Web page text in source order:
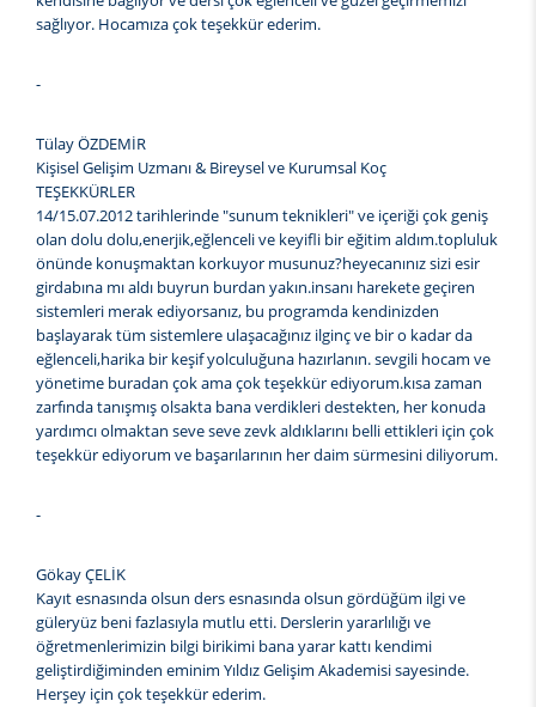
sağlıyor. Hocamıza çok teşekkür ederim.
-
Tülay ÖZDEMİR
Kişisel Gelişim Uzmanı & Bireysel ve Kurumsal Koç
TEŞEKKÜRLER
14/15.07.2012 tarihlerinde "sunum teknikleri" ve içeriği çok geniş
olan dolu dolu,enerjik,eğlenceli ve keyifli bir eğitim aldım.topluluk
önünde konuşmaktan korkuyor musunuz?heyecanınız sizi esir
girdabına mı aldı buyrun burdan yakın.insanı harekete geçiren
sistemleri merak ediyorsanız, bu programda kendinizden
başlayarak tüm sistemlere ulaşacağınız ilginç ve bir o kadar da
eğlenceli,harika bir keşif yolculuğuna hazırlanın. sevgili hocam ve
yönetime buradan çok ama çok teşekkür ediyorum.kısa zaman
zarfında tanışmış olsakta bana verdikleri destekten, her konuda
yardımcı olmaktan seve seve zevk aldıklarını belli ettikleri için çok
teşekkür ediyorum ve başarılarının her daim sürmesini diliyorum.
-
Gökay ÇELİK
Kayıt esnasında olsun ders esnasında olsun gördüğüm ilgi ve
güleryüz beni fazlasıyla mutlu etti. Derslerin yararlılığı ve
öğretmenlerimizin bilgi birikimi bana yarar kattı kendimi
geliştirdiğiminden eminim Yıldız Gelişim Akademisi sayesinde.
Herşey için çok teşekkür ederim.